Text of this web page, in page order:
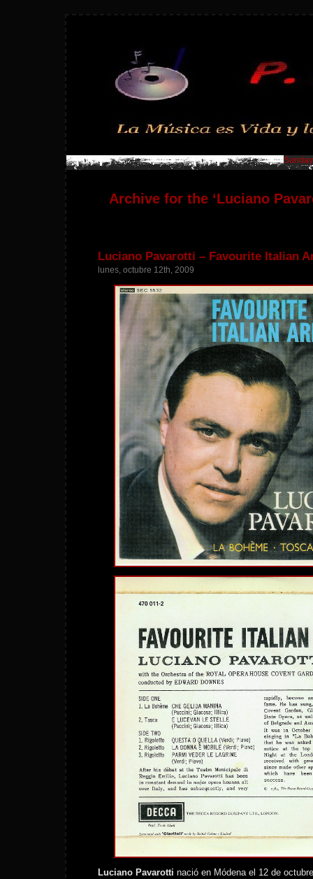
Archive for the ‘Luciano
Luciano Pavarotti – Favourite Italian
lunes, octubre 12th, 2009
Luciano Pavarotti nació en Módena el 12 de